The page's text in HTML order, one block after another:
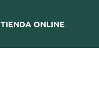
TIENDA ONLINE